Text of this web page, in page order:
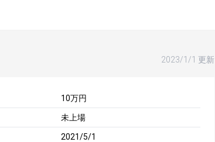
2023/1/1 更新
10万円
未上場
2021/5/1